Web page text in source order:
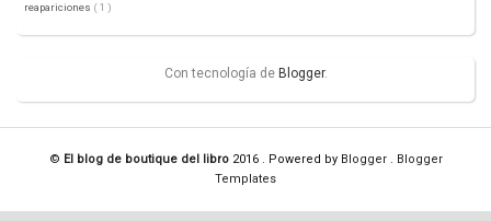
reapariciones ( 1 )
Con tecnología de Blogger.
© El blog de boutique del libro 2016 . Powered by Blogger . Blogger
Templates